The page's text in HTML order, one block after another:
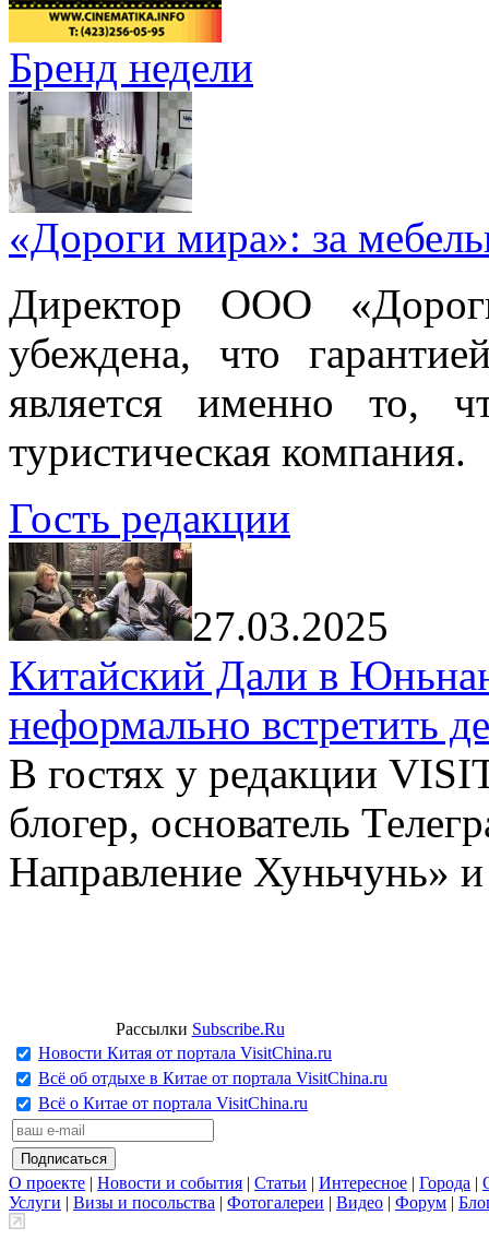
Бренд недели
«Дороги мира»: за
Директор ООО
убеждена, что
является именно то,
туристическая компания.
Гость редакции
27.03.2025
Китайский Дали в
неформально встретить
В гостях у редакции
блогер, основатель
Направление Хуньчунь»
Рассылки Subscribe.Ru
Новости Китая от портала VisitChina.ru
Всё об отдыхе в Китае от портала VisitChina.ru
Всё о Китае от портала VisitChina.ru
О проекте | Новости и события | Статьи | Интересное | Города |
Услуги | Визы и посольства | Фотогалереи | Видео | Форум |